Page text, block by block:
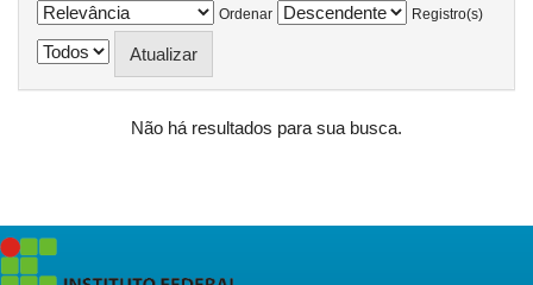
Ordenar
Registro(s)
Não há resultados para sua busca.